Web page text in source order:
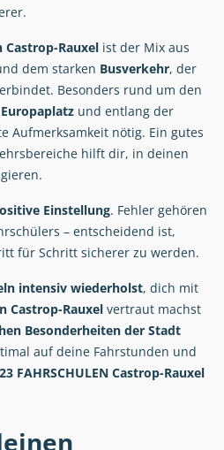
Castrop-Rauxel ist der Mix aus
dem starken Busverkehr, der
Besonders rund um den
Europaplatz und entlang der
Aufmerksamkeit nötig. Ein gutes
hilft dir, in deinen
Einstellung. Fehler gehören
– entscheidend ist,
für Schritt sicherer zu werden.
intensiv wiederholst, dich mit
Castrop-Rauxel vertraut machst
Besonderheiten der Stadt
auf deine Fahrstunden und
FAHRSCHULEN Castrop-Rauxel